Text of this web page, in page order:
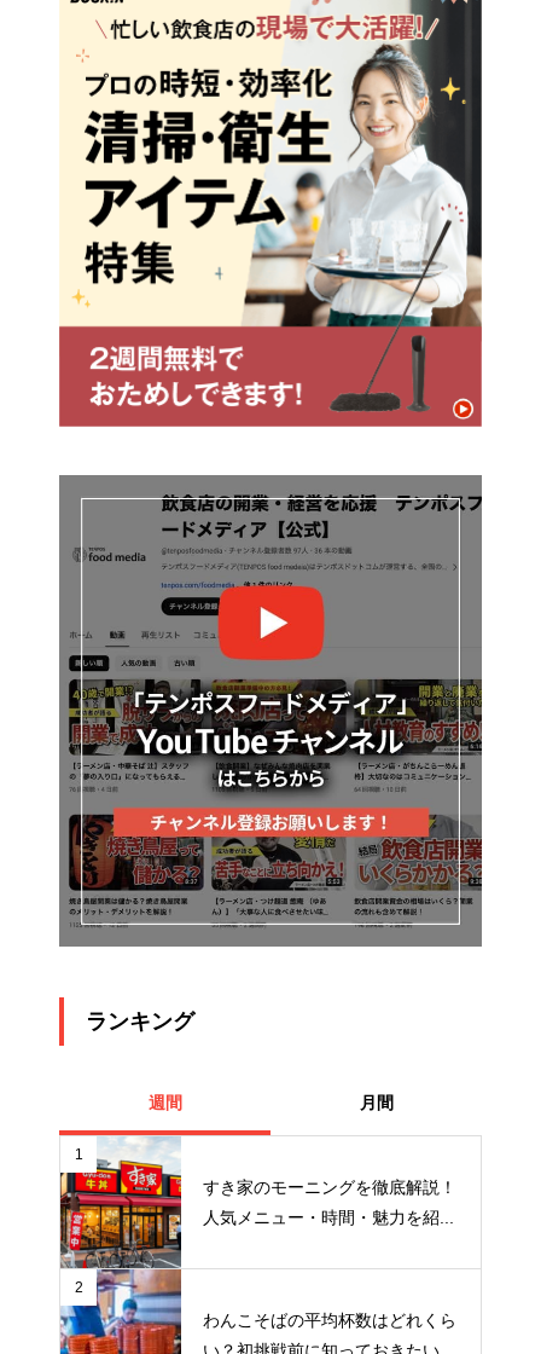
ランキング
週間 月間
1
すき家のモーニングを徹底解説！
人気メニュー・時間・魅力を紹...
2
わんこそばの平均杯数はどれくら
い？初挑戦前に知っておきたい...